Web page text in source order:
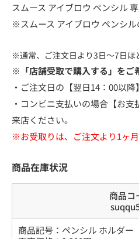
スムース アイブロウ ペンシル
※スムース アイブロウ ペンシ
※通常、ご注文日より3日～7日ほ
※「店舗受取で購入する」をご
・ご注文日の【翌日14：00以降
・コンビニ支払いの場合【お
来店ください。
※お受取りは、ご注文より1ヶ
商品在庫状況
商品コ
商品記号： ペンシル ホルダー